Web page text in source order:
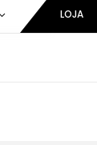
LOJA